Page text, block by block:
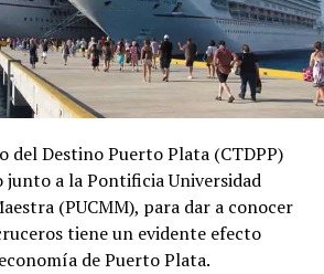
del Destino Puerto Plata (CTDPP)
junto a la Pontificia Universidad
(PUCMM), para dar a conocer
tiene un evidente efecto
de Puerto Plata.